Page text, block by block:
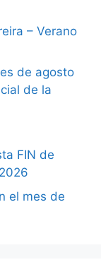
– Verano
de agosto
de la
FIN de
el mes de